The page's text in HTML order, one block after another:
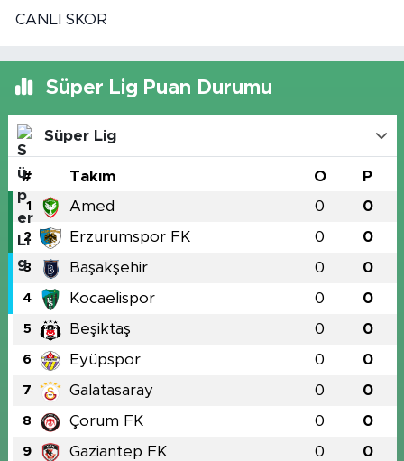
CANLI SKOR
Süper Lig Puan Durumu
Süper Lig
# Takım O P
1 Amed 0 0
2 Erzurumspor FK 0 0
3 Başakşehir 0 0
4 Kocaelispor 0 0
5 Beşiktaş 0 0
6 Eyüpspor 0 0
7 Galatasaray 0 0
8 Çorum FK 0 0
9 Gaziantep FK 0 0